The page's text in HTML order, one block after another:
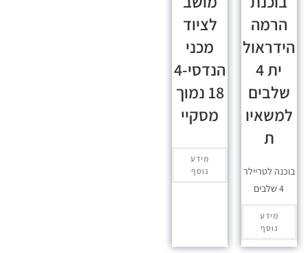
הרמה
הידראול
ית 4
שלבים
למשאיו
ת
בוכנה לטריילר
מידע
נוסף
לציוד
מכני
הנדסי-4
18 נמוך
מסקיי
מידע
נוסף